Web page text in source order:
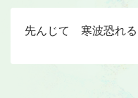
先んじて 寒波恐れ